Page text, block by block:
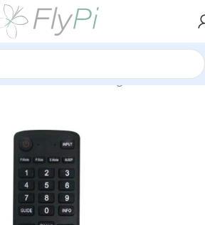
/Afstandsbedieningen